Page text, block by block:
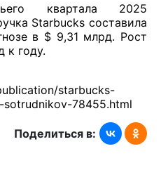
квартала 2025
Starbucks составила
в $ 9,31 млрд. Рост
к году.
starbucks-
78455.html
Поделиться в: